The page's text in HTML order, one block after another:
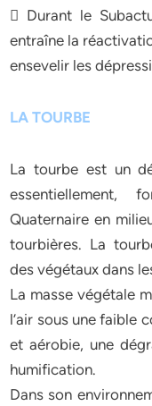
 Durant le
entraîne la
ensevelir les
LA TOURBE
La tourbe est un
essentiellement,
Quaternaire en
tourbières. La
des végétaux dans
La masse végétale
l’air sous une faible
et aérobie, une
humification.
Dans son